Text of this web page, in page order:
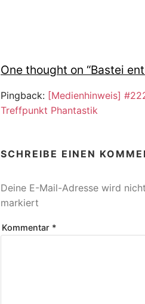
One thought on “Bastei
Pingback: [Medienhinweis]
Treffpunkt Phantastik
SCHREIBE EINEN
Deine E-Mail-Adresse wird
markiert
Kommentar *